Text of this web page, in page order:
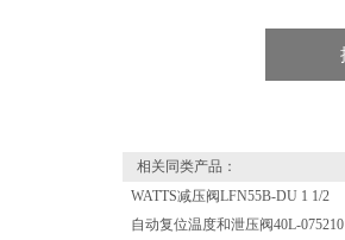
相关同类产品：
WATTS减压阀LFN55B-DU 1 1/2